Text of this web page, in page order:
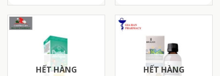
HẾT HÀNG HẾT HÀNG